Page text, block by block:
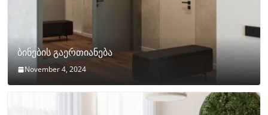
ბინების გაერთიანება
November 4, 2024